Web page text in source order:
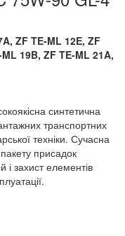
ZF TE-ML 12E, ZF
19B, ZF TE-ML 21A,
синтетична
транспортних
техніки. Сучасна
присадок
і захист елементів